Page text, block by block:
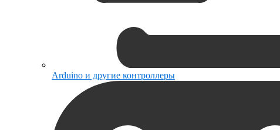
Arduino и другие контроллеры